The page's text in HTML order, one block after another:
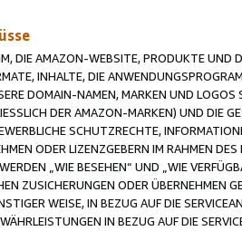
DIE AMAZON-WEBSITE, PRODUKTE UND
INHALTE, DIE
DOMAIN-NAMEN, MARKEN UND
DER AMAZON-MARKEN) UND DIE
SCHUTZRECHTE,
ODER LIZENZGEBERN IM RAHMEN
„WIE BESEHEN“ UND „WIE
ZUSICHERUNGEN ODER ÜBERNEHMEN
WEISE, IN BEZUG AUF DIE
IN BEZUG AUF DIE